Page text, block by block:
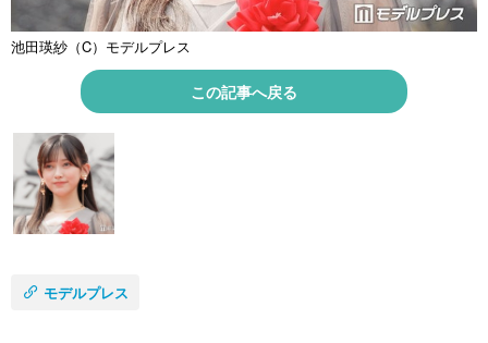
池田瑛紗（C）モデルプレス
この記事へ戻る
モデルプレス